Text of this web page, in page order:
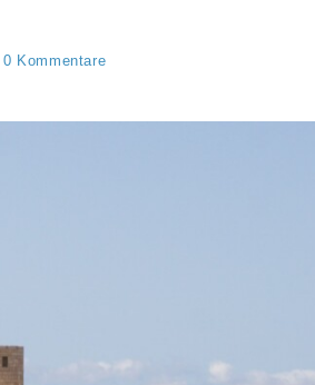
0 Kommentare